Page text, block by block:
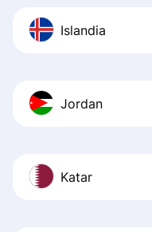
Islandia
Jordan
Katar